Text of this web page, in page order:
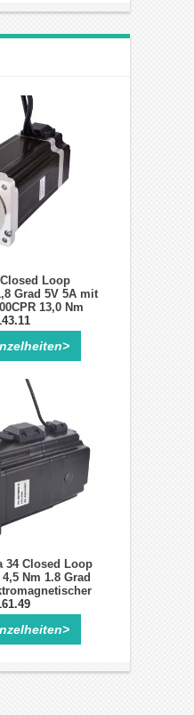
Loop
Grad 5V 5A mit
13,0 Nm
34 Closed Loop
Nm 1.8 Grad
2 Phasen